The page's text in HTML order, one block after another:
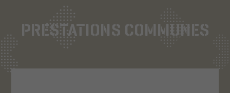
PRESTATIONS COMMUNES